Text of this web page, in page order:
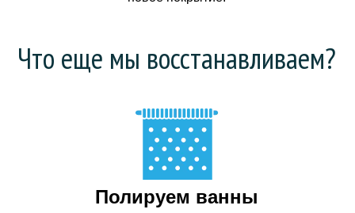
Что еще мы восстанавливаем?
Полируем ванны